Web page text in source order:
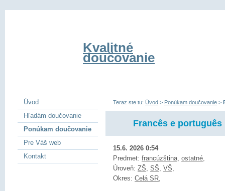
Kvalitné
doučovanie
Teraz ste tu: Úvod > Ponúkam doučovanie >
Francês e
15.6. 2026 0:54
Predmet: francúzština, ostatné,
Úroveň: ZŠ, SŠ, VŠ,
Okres: Celá SR,
Úvod
Hľadám doučovanie
Ponúkam doučovanie
Pre Váš web
Kontakt